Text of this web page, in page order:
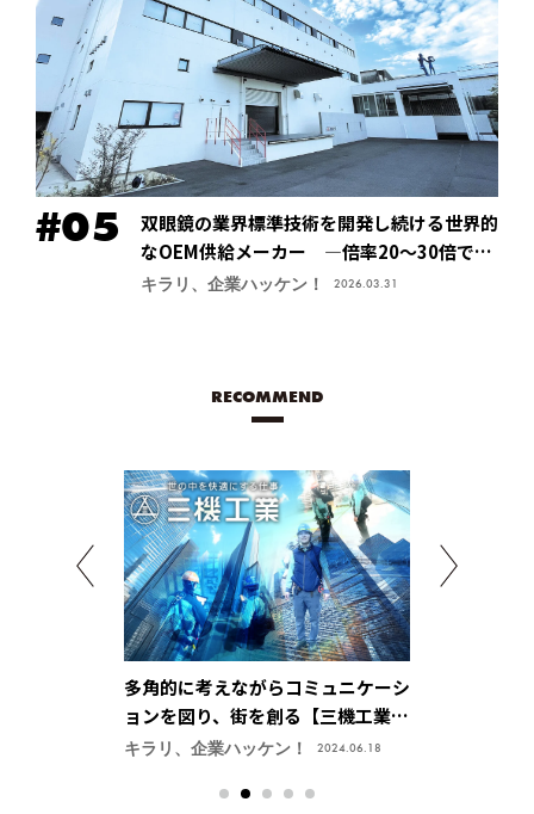
双眼鏡の業界標準技術を開発し続ける世界的
なOEM供給メーカー ―倍率20～30倍でも
像が安定する手振れ防止技術で特許取得、今
キラリ、企業ハッケン！ 2026.03.31
RECOMMEND
多角的に考えながらコミュニケーシ
ョンを図り、街を創る【三機工業株
式会社】
キラリ、企業ハッケン！ 2024.06.18